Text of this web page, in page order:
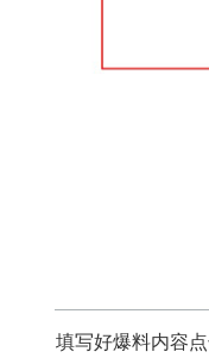
填写好爆料内容